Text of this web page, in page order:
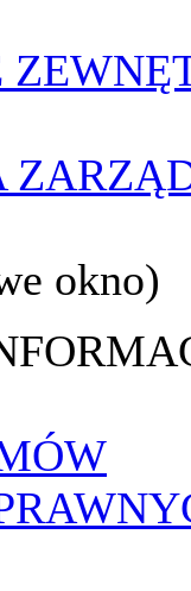
okno)